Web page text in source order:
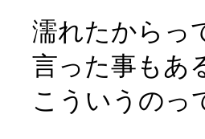
濡れたからっ
言った事もあ
こういうのっ